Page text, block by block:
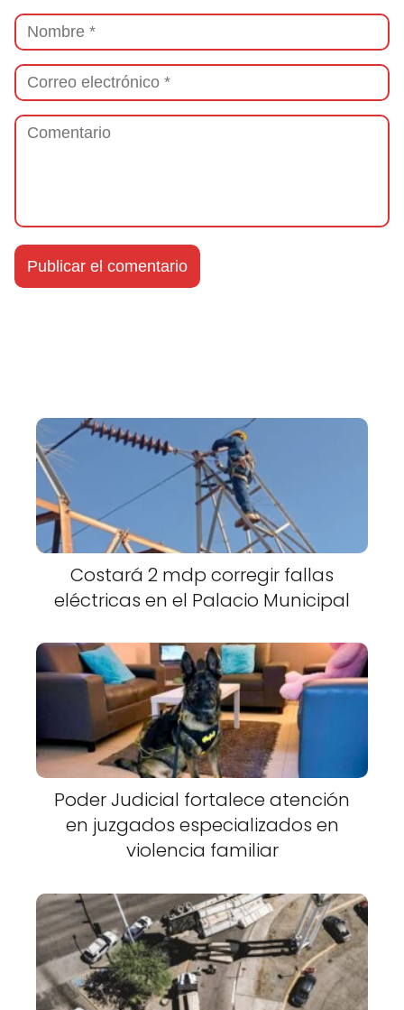
Costará 2 mdp corregir fallas
eléctricas en el Palacio Municipal
Poder Judicial fortalece atención
en juzgados especializados en
violencia familiar